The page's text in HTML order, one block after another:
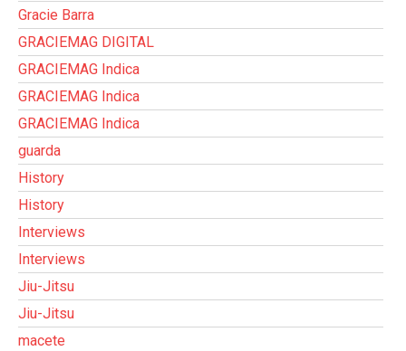
Gracie Barra
GRACIEMAG DIGITAL
GRACIEMAG Indica
GRACIEMAG Indica
GRACIEMAG Indica
guarda
History
History
Interviews
Interviews
Jiu-Jitsu
Jiu-Jitsu
macete